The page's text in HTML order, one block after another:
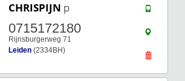
CHRISPIJN p
0715172180
Rijnsburgerweg 71
Leiden (2334BH)